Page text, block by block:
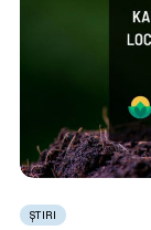
ȘTIRI